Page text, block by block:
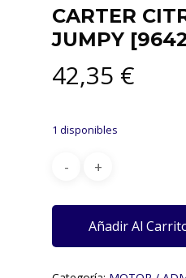
CARTER
JUMPY
42,35 €
1 disponibles
Añadir Al